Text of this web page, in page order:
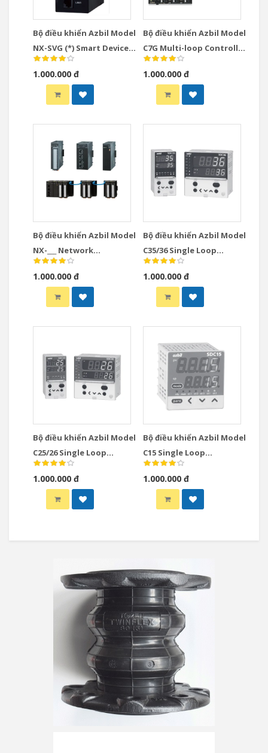
Bộ điều khiển Azbil Model
NX-SVG (*) Smart Device
Gateway
1.000.000 đ
Bộ điều khiển Azbil Model
C7G Multi-loop Controller
with Multifunction
Display Model
1.000.000 đ
Bộ điều khiển Azbil Model
NX-___ Network
Instrumentation
Modules Controllers
1.000.000 đ
Bộ điều khiển Azbil Model
C35/36 Single Loop
Controllers
1.000.000 đ
Bộ điều khiển Azbil Model
C25/26 Single Loop
Controllers
1.000.000 đ
Bộ điều khiển Azbil Model
C15 Single Loop
Controllers
1.000.000 đ